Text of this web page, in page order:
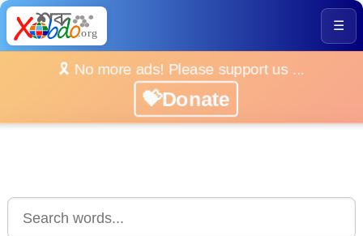
☰
🎗️ No more ads! Please support us ...
💝Donate